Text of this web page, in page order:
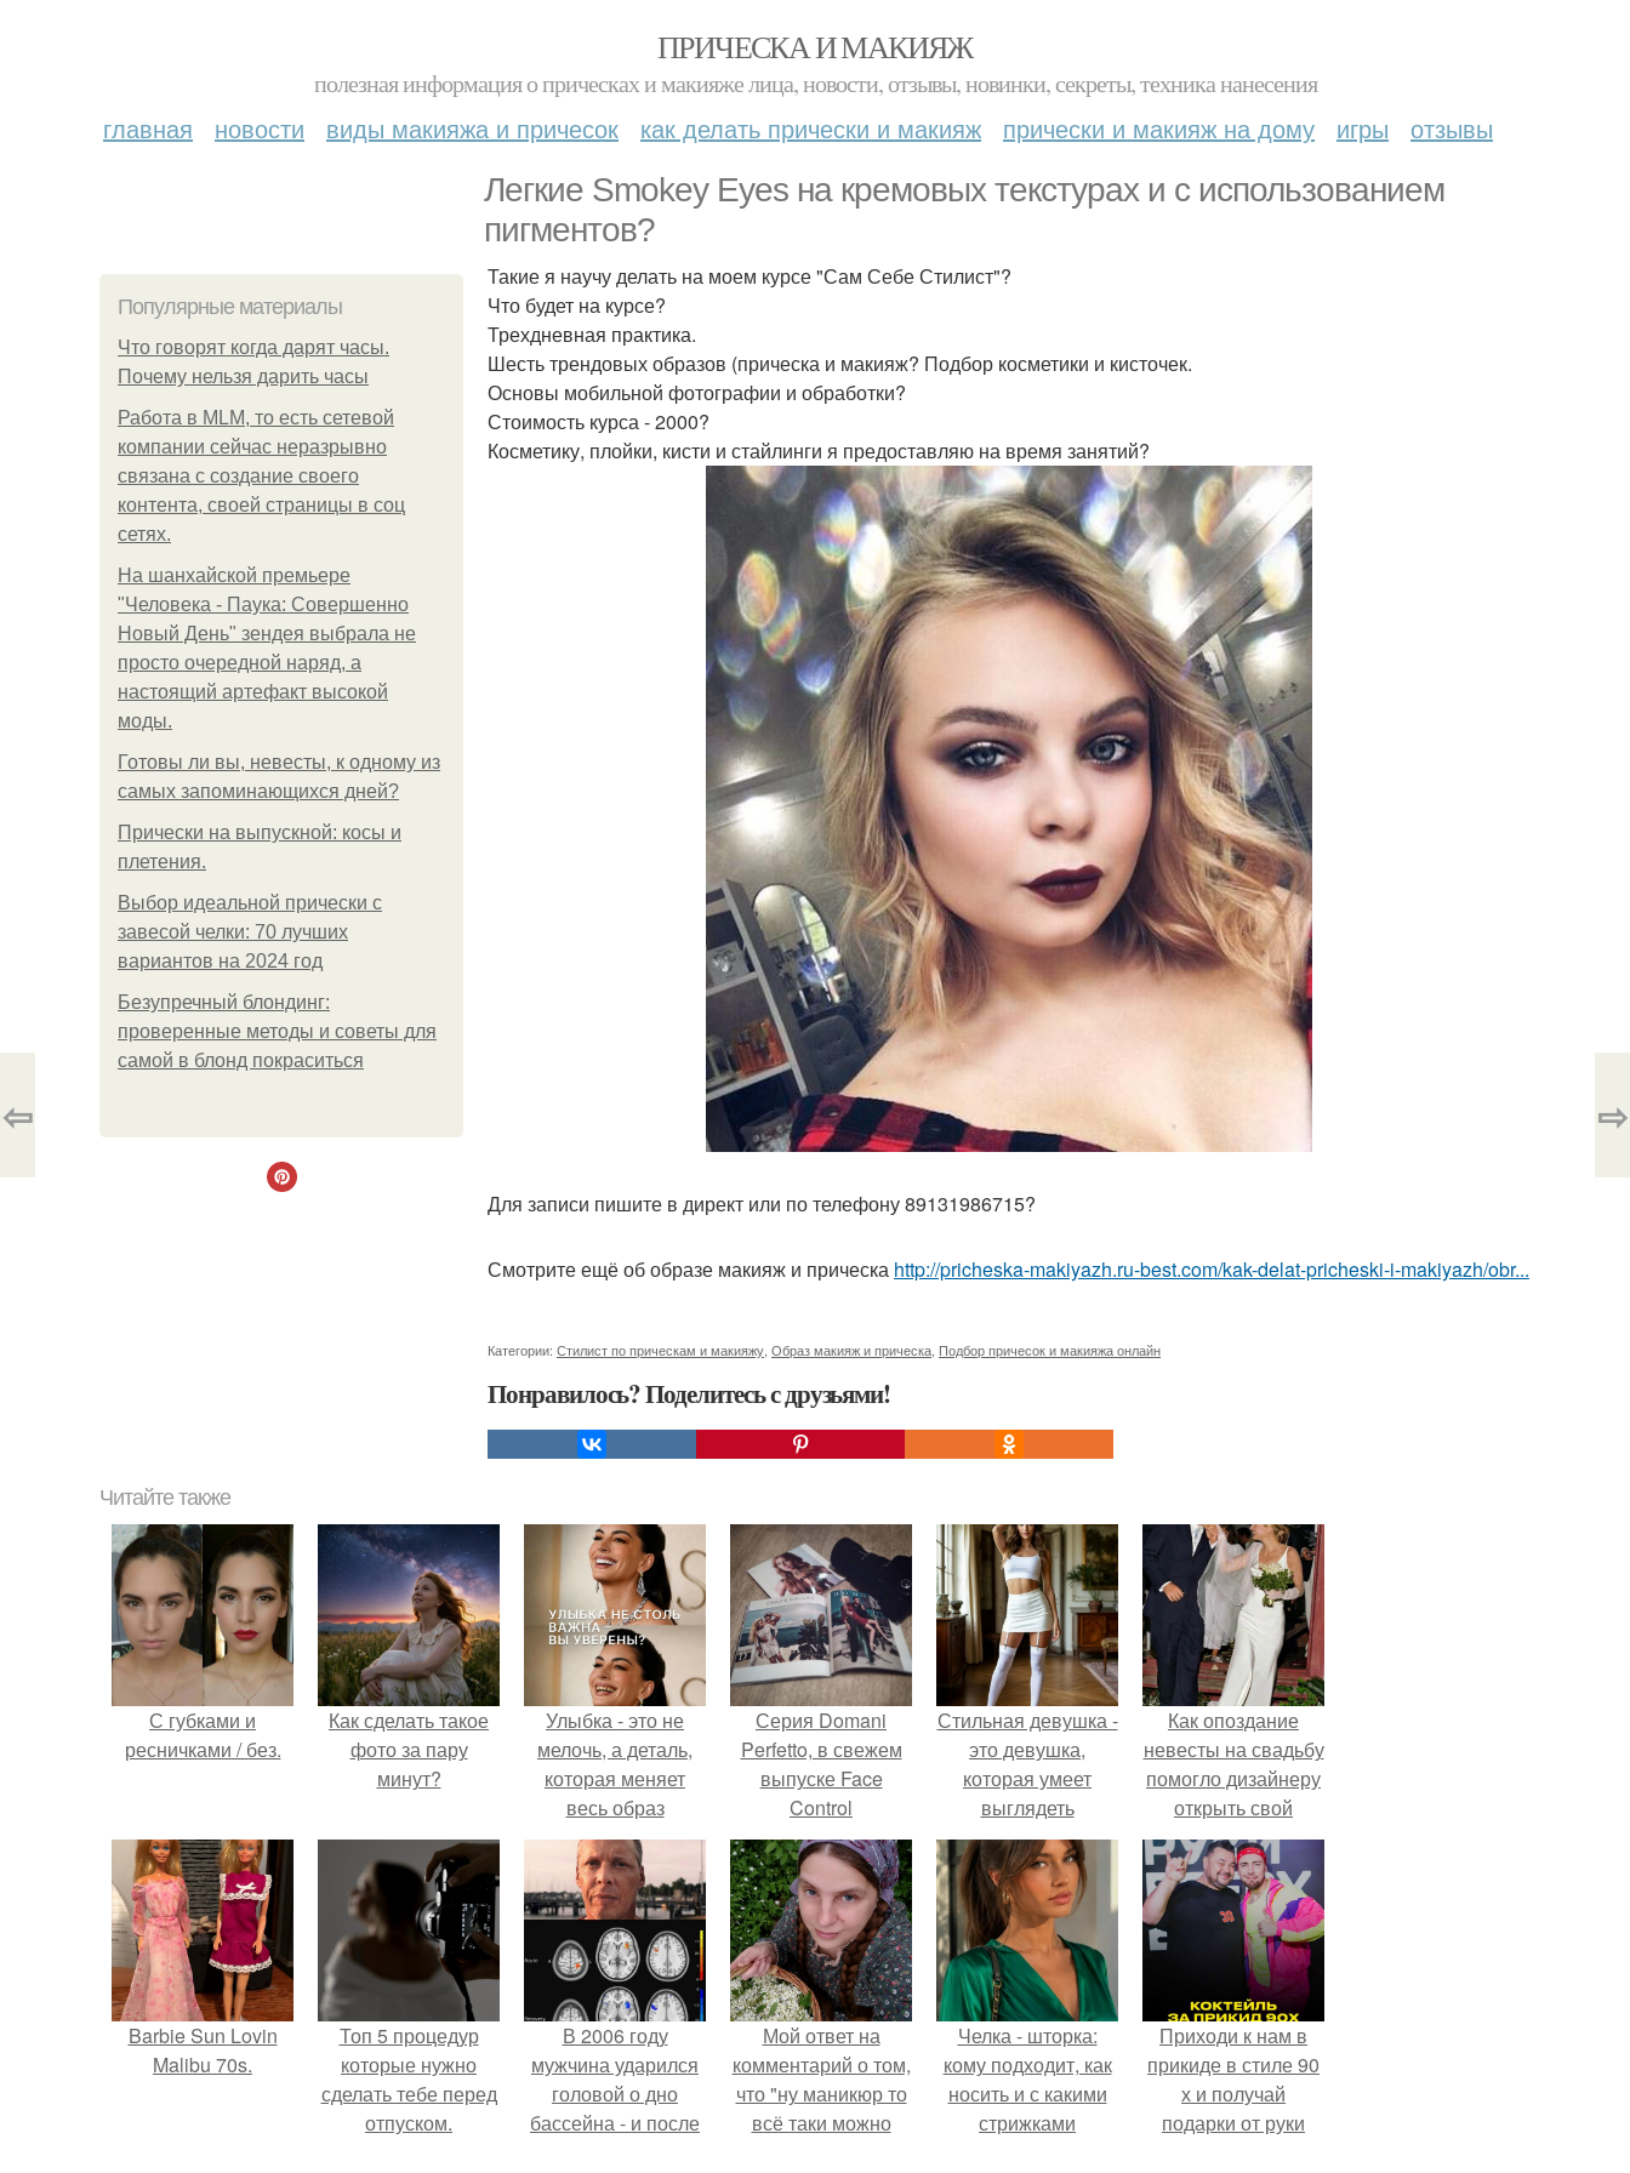
ПРИЧЕСКА И МАКИЯЖ
полезная информация о прическах и макияже лица, новости, отзывы, новинки, секреты, техника нанесения
главная новости виды макияжа и причесок как делать прически и макияж прически и макияж на дому игры отзывы
Легкие Smokey Eyes на кремовых текстурах и с использованием
пигментов?
Популярные материалы
Что говорят когда дарят часы.
Почему нельзя дарить часы
Работа в MLM, то есть сетевой
компании сейчас неразрывно
связана с создание своего
контента, своей страницы в соц
сетях.
На шанхайской премьере
"Человека - Паука: Совершенно
Новый День" зендея выбрала не
просто очередной наряд, а
настоящий артефакт высокой
моды.
Готовы ли вы, невесты, к одному из
самых запоминающихся дней?
Прически на выпускной: косы и
плетения.
Выбор идеальной прически с
завесой челки: 70 лучших
вариантов на 2024 год
Безупречный блондинг:
проверенные методы и советы для
самой в блонд покраситься
Такие я научу делать на моем курсе "Сам Себе Стилист"?
Что будет на курсе?
Трехдневная практика.
Шесть трендовых образов (прическа и макияж? Подбор косметики и кисточек.
Основы мобильной фотографии и обработки?
Стоимость курса - 2000?
Косметику, плойки, кисти и стайлинги я предоставляю на время занятий?
Для записи пишите в директ или по телефону 89131986715?
Смотрите ещё об образе макияж и прическа http://pricheska-makiyazh.ru-best.com/kak-delat-pricheski-i-makiyazh/obr...
Категории: Стилист по прическам и макияжу Образ макияж и прическа Подбор причесок и макияжа онлайн
Понравилось? Поделитесь с друзьями!
⇦ ⇨
Читайте также
С губками и
ресничками / без.
Как сделать такое
фото за пару
минут?
Улыбка - это не
мелочь, а деталь,
которая меняет
весь образ
человека.
Серия Domani
Perfetto, в свежем
выпуске Face
Control
(@Facecontrol_vl).
Стильная девушка -
это девушка,
которая умеет
выглядеть
привлекательно и
элегантно в любои
ситуации.
Как опоздание
невесты на свадьбу
помогло дизайнеру
открыть свой
бренд.
Barbie Sun Lovin
Malibu 70s.
Топ 5 процедур
которые нужно
сделать тебе перед
отпуском.
В 2006 году
мужчина ударился
головой о дно
бассейна - и после
Мой ответ на
комментарий о том,
что "ну маникюр то
всё таки можно
Челка - шторка:
кому подходит, как
носить и с какими
стрижками
Приходи к нам в
прикиде в стиле 90
х и получай
подарки от руки